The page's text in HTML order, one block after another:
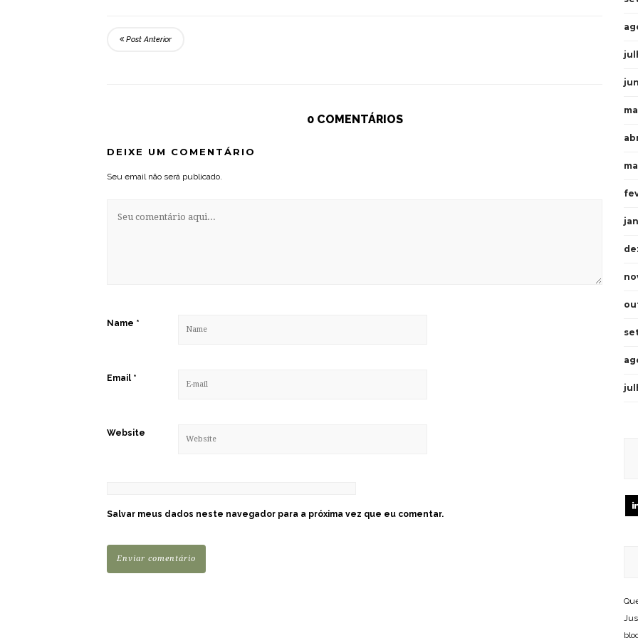
Post Anterior
0 COMENTÁRIOS
DEIXE UM COMENTÁRIO
Seu email não será publicado.
Name *
Email *
Website
Salvar meus dados neste navegador para a próxima vez que eu comentar.